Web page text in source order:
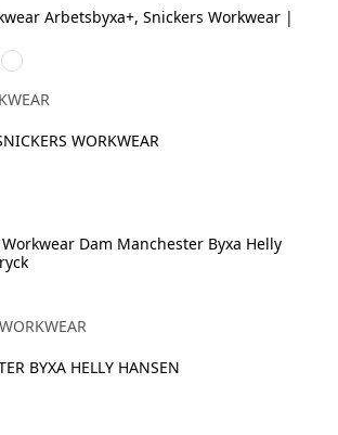
Svart
Marinblå/Svart
WORKWEAR
BYXA HELLY HANSEN